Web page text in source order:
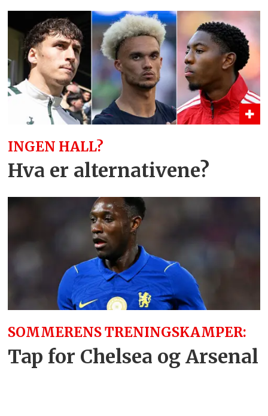
INGEN HALL?
Hva er alternativene?
SOMMERENS TRENINGSKAMPER:
Tap for Chelsea og Arsenal